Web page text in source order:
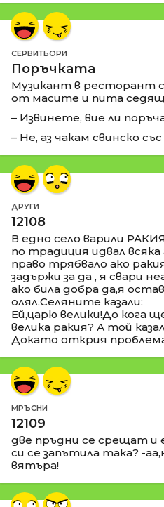
СЕРВИТЬОРИ
Поръчката
Музикант в ресторант
от масите и пита
– Извинете, вие ли
– Не, аз чакам свинско със
ДРУГИ
12108
В едно село варили
по традиция идвал всяка
право трябвало ако
задържи за да , я свари
ако била добра да,я
олял.Селяните казали:
Ей,царю велики!До кога
велика ракия? А той
Докато открия
МРЪСНИ
12109
две пръдни се срещат и
си се запътила така? -
вятъра!